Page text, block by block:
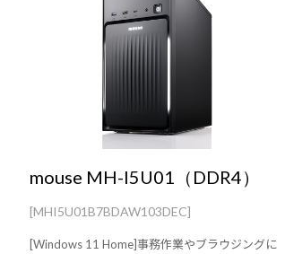
mouse MH-I5U01（DDR4）
[MHI5U01B7BDAW103DEC]
[Windows 11 Home]事務作業やブラウジングに